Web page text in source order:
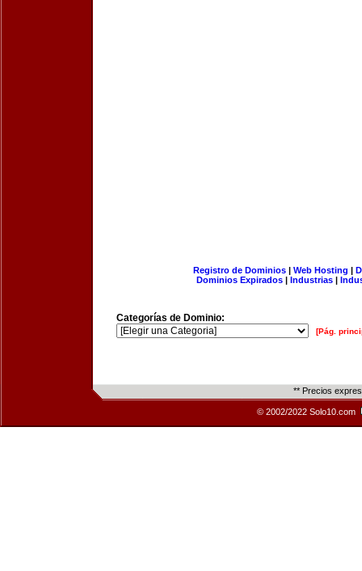
Registro de Dominios| Web Hosting |
Dominios Expirados | Industrias |
Categorías de Dominio:
[Pág.
** Precios
© 2002/2022 Solo10.com